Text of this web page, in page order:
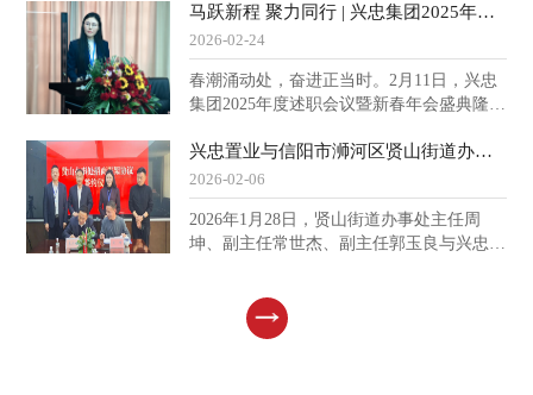
电，称家中可能有火情，孩子独自在家。同
时，烟感报警器触发。秩序员刘中乔立即带
领应急小组携带灭火器奔赴现场，管家同步
电话安抚并指导孩子避险。三分钟内，人员
抵达起火
富多彩的便民服务日活动。将贴心与便利真
正送到了业主们的心坎上，现场氛围热烈，
好评如潮。祥龙“理”发，焕新颜启好运“剃
龙头，好兆头”。理发摊位无疑是当日最热
门的服务点之一。经验丰富的理发师们技艺
务。伴随着剪刀的“咔嚓”声，利落的发型逐
渐成型，大人小孩都精神焕发，脸上洋溢着
笑容。不少业主表示：“这个传统习俗在小
区里就能体验到，物业想得真周到！”“垫”
马跃新程 聚力同行 | 兴忠集团2025年度述职会议暨新春年会圆满举行！
2026-02-24
春潮涌动处，奋进正当时。2月11日，兴忠
集团2025年度述职会议暨新春年会盛典隆重
议在综管总监赵菁菁的主持下正式启幕。会
议现场气氛庄重而热烈，集团高管依次作述
职报告，复盘2025年工作成效，汇报2026年
工作计划。（左右滑动查看更多）集团副总
裁邵光莹强调，兴忠集团未来五年的核心任
团将围绕“一体两翼”战略框架，以建筑施工
为根基稳盘，以多板块协同构建生态，以管
理和技术为双轮驱动，实现结构优化与价值
兴忠置业与信阳市浉河区贤山街道办事处签约战略合作协议！
2026-02-06
2026年1月28日，贤山街道办事处主任周
坤、副主任常世杰、副主任郭玉良与兴忠集
略合作协议签约仪式，双方将以此次签约为
纽带，进一步全面深化政企协作、持续拓宽